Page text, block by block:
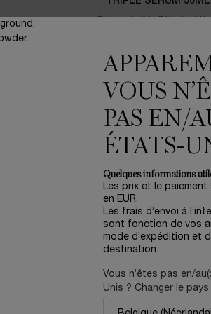
CRÈME RÉNERGIE COLLAGEN+ LIFT-XTEND
for
Nouveau
AJOUTER AU PANIER
VOUS
PAS EN/
ÉTATS-
Quelques informations
Les prix et le
en EUR.
Les frais d’envoi à
sont fonction de vos
mode d’expédition et
destination.
Vous n’êtes pas en/
Unis ? Changer le